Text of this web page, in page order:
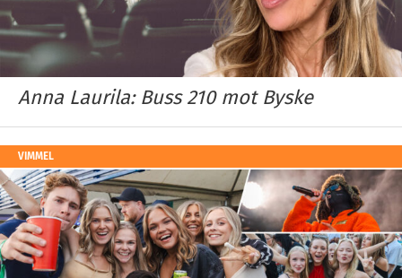
Anna Laurila: Buss 210 mot Byske
VIMMEL